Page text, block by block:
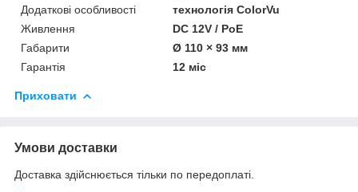
Додаткові особливості
технологія ColorVu
Живлення
DC 12V / PoE
Габарити
Ø 110 × 93 мм
Гарантія
12 міс
Приховати
Умови доставки
Доставка здійснюється тільки по передоплаті.